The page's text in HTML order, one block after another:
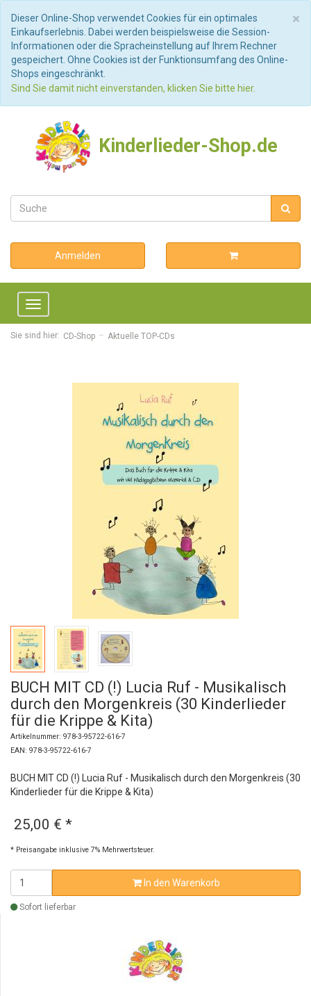
×
Dieser Online-Shop verwendet Cookies für ein optimales
Einkaufserlebnis. Dabei werden beispielsweise die Session-
Informationen oder die Spracheinstellung auf Ihrem Rechner
gespeichert. Ohne Cookies ist der Funktionsumfang des Online-
Shops eingeschränkt.
Sind Sie damit nicht einverstanden, klicken Sie bitte hier.
Kinderlieder-Shop.de
Anmelden
Toggle
navigation
Sie sind hier: CD-Shop Aktuelle TOP-CDs
BUCH MIT CD (!) Lucia Ruf - Musikalisch
durch den Morgenkreis (30 Kinderlieder
für die Krippe & Kita)
Artikelnummer: 978-3-95722-616-7
EAN: 978-3-95722-616-7
BUCH MIT CD (!) Lucia Ruf - Musikalisch durch den Morgenkreis (30
Kinderlieder für die Krippe & Kita)
25,00 € *
* Preisangabe inklusive 7% Mehrwertsteuer.
In den Warenkorb
Sofort lieferbar